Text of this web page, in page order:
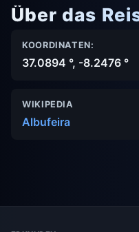
Über das
KOORDINATEN:
37.0894 °, -8.2476 °
WIKIPEDIA
Albufeira